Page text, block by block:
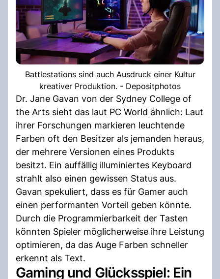
Battlestations sind auch Ausdruck einer Kultur
kreativer Produktion. - Depositphotos
Dr. Jane Gavan von der Sydney College of
the Arts sieht das laut PC World ähnlich: Laut
ihrer Forschungen markieren leuchtende
Farben oft den Besitzer als jemanden heraus,
der mehrere Versionen eines Produkts
besitzt. Ein auffällig illuminiertes Keyboard
strahlt also einen gewissen Status aus.
Gavan spekuliert, dass es für Gamer auch
einen performanten Vorteil geben könnte.
Durch die Programmierbarkeit der Tasten
könnten Spieler möglicherweise ihre Leistung
optimieren, da das Auge Farben schneller
erkennt als Text.
Gaming und Glücksspiel: Ein